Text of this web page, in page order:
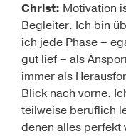
Christ: Motivation
Begleiter. Ich bin
ich jede Phase –
gut lief – als
immer als
Blick nach vorne.
teilweise beruflich
denen alles perfekt